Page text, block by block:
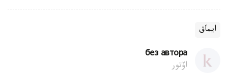
ايماق
без автора
اۆتور